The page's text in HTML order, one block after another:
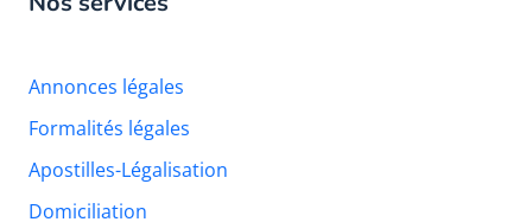
Annonces légales
Formalités légales
Apostilles-Légalisation
Domiciliation